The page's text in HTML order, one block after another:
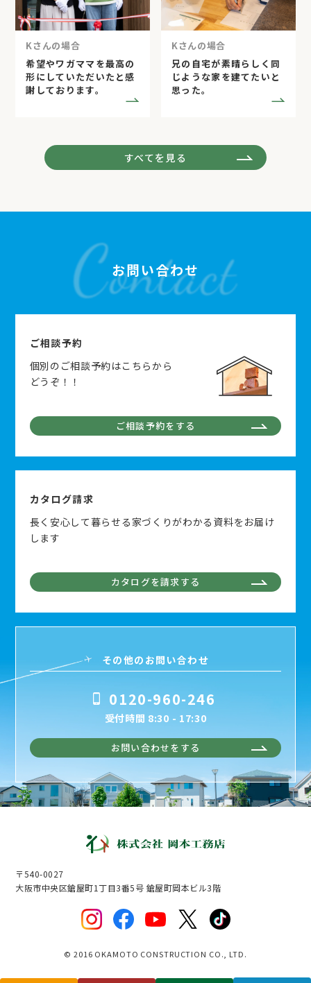
Kさんの場合
希望やワガママを最高の
形にしていただいたと感
謝しております。
Kさんの場合
兄の自宅が素晴らしく同
じような家を建てたいと
思った。
すべてを見る
お問い合わせ
ご相談予約
個別のご相談予約はこちらから
どうぞ！！
ご相談予約をする
カタログ請求
長く安心して暮らせる家づくりがわかる資料をお届け
します
カタログを請求する
その他のお問い合わせ
0120-960-246
受付時間 8:30 - 17:30
お問い合わせをする
〒540-0027
大阪市中央区鎗屋町1丁目3番5号 鎗屋町岡本ビル3階
© 2016 OKAMOTO CONSTRUCTION CO., LTD.